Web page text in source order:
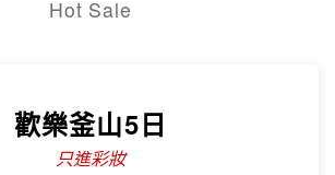
Hot Sale
歡樂釜山5日
只進彩妝